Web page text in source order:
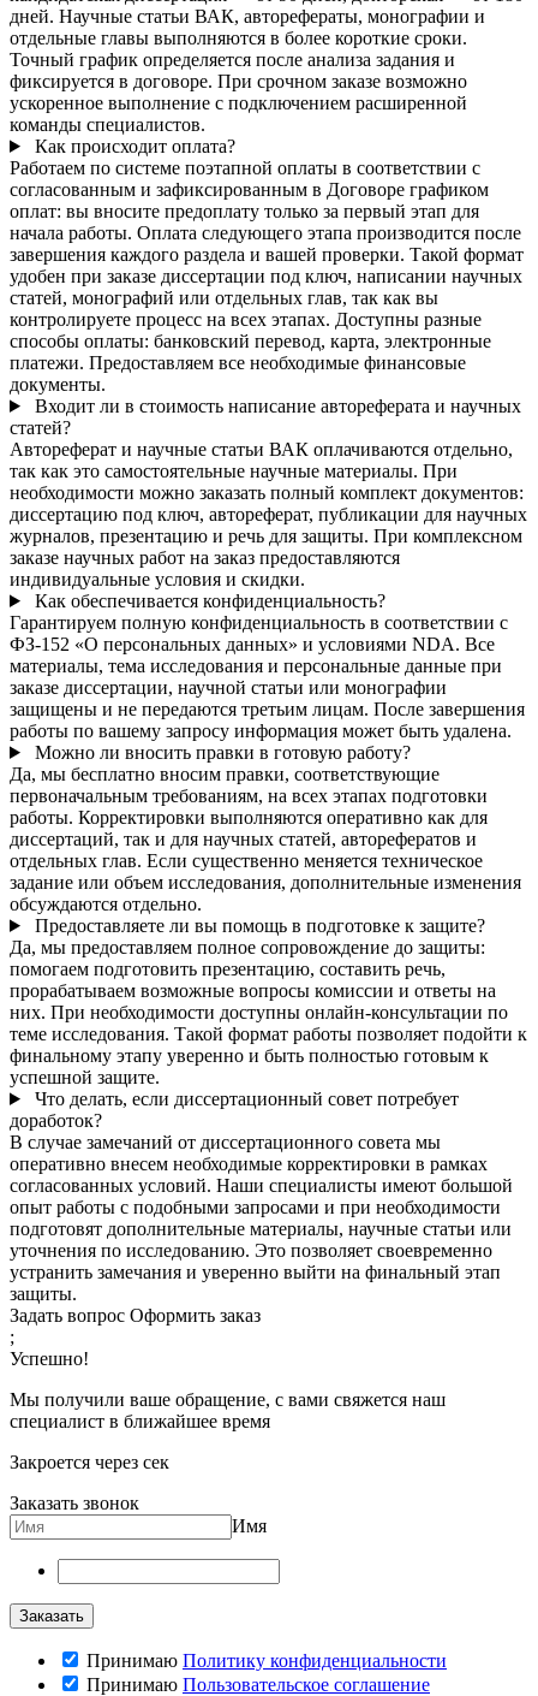
дней. Научные статьи ВАК, авторефераты, монографии и
отдельные главы выполняются в более короткие сроки.
Точный график определяется после анализа задания и
фиксируется в договоре. При срочном заказе возможно
ускоренное выполнение с подключением расширенной
команды специалистов.
Как происходит оплата?
Работаем по системе поэтапной оплаты в соответствии с
согласованным и зафиксированным в Договоре графиком
оплат: вы вносите предоплату только за первый этап для
начала работы. Оплата следующего этапа производится после
завершения каждого раздела и вашей проверки. Такой формат
удобен при заказе диссертации под ключ, написании научных
статей, монографий или отдельных глав, так как вы
контролируете процесс на всех этапах. Доступны разные
способы оплаты: банковский перевод, карта, электронные
платежи. Предоставляем все необходимые финансовые
документы.
Входит ли в стоимость написание автореферата и научных
статей?
Автореферат и научные статьи ВАК оплачиваются отдельно,
так как это самостоятельные научные материалы. При
необходимости можно заказать полный комплект документов:
диссертацию под ключ, автореферат, публикации для научных
журналов, презентацию и речь для защиты. При комплексном
заказе научных работ на заказ предоставляются
индивидуальные условия и скидки.
Как обеспечивается конфиденциальность?
Гарантируем полную конфиденциальность в соответствии с
ФЗ-152 «О персональных данных» и условиями NDA. Все
материалы, тема исследования и персональные данные при
заказе диссертации, научной статьи или монографии
защищены и не передаются третьим лицам. После завершения
работы по вашему запросу информация может быть удалена.
Можно ли вносить правки в готовую работу?
Да, мы бесплатно вносим правки, соответствующие
первоначальным требованиям, на всех этапах подготовки
работы. Корректировки выполняются оперативно как для
диссертаций, так и для научных статей, авторефератов и
отдельных глав. Если существенно меняется техническое
задание или объем исследования, дополнительные изменения
обсуждаются отдельно.
Предоставляете ли вы помощь в подготовке к защите?
Да, мы предоставляем полное сопровождение до защиты:
помогаем подготовить презентацию, составить речь,
прорабатываем возможные вопросы комиссии и ответы на
них. При необходимости доступны онлайн-консультации по
теме исследования. Такой формат работы позволяет подойти к
финальному этапу уверенно и быть полностью готовым к
успешной защите.
Что делать, если диссертационный совет потребует
доработок?
В случае замечаний от диссертационного совета мы
оперативно внесем необходимые корректировки в рамках
согласованных условий. Наши специалисты имеют большой
опыт работы с подобными запросами и при необходимости
подготовят дополнительные материалы, научные статьи или
уточнения по исследованию. Это позволяет своевременно
устранить замечания и уверенно выйти на финальный этап
защиты.
Задать вопрос Оформить заказ
;
Успешно!
Мы получили ваше обращение, с вами свяжется наш
специалист в ближайшее время
Закроется через сек
Заказать звонок
Имя
Принимаю Политику конфиденциальности
Принимаю Пользовательское соглашение